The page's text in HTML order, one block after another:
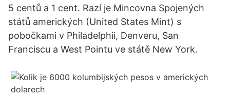
5 centů a 1 cent. Razí je Mincovna Spojených
států amerických (United States Mint) s
pobočkami v Philadelphii, Denveru, San
Franciscu a West Pointu ve státě New York.